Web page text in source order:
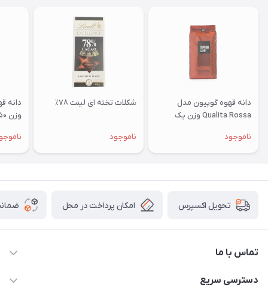
دانه قهوه گوپیون مدل
Qualita Rossa وزن یک
ناموجود
شکلات تخته ای لینت ۷۸٪
ناموجود
وزن ۲۵۰ گرم
تحویل اکسپرس امکان پرداخت در محل
تماس با ما
09172138137
دسترسی سریع